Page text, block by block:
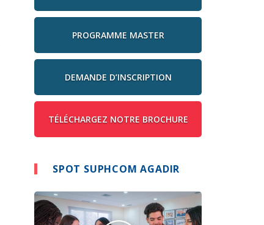
PROGRAMME MASTER
DEMANDE D’INSCRIPTION
TÉLÉCHARGEZ NOTRE BROCHURE
SPOT SUPHCOM AGADIR